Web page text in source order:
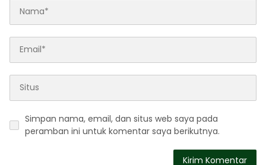
Simpan nama, email, dan situs web saya pada
peramban ini untuk komentar saya berikutnya.